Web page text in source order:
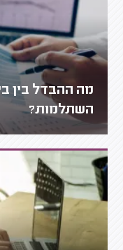
מה ההבדל בין
השתלמות?